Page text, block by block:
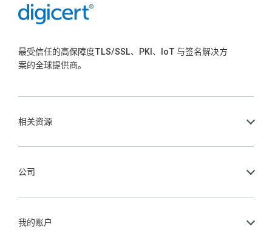
最受信任的高保障度TLS/SSL、PKI、IoT 与签名解决方
案的全球提供商。
相关资源
公司
我的账户